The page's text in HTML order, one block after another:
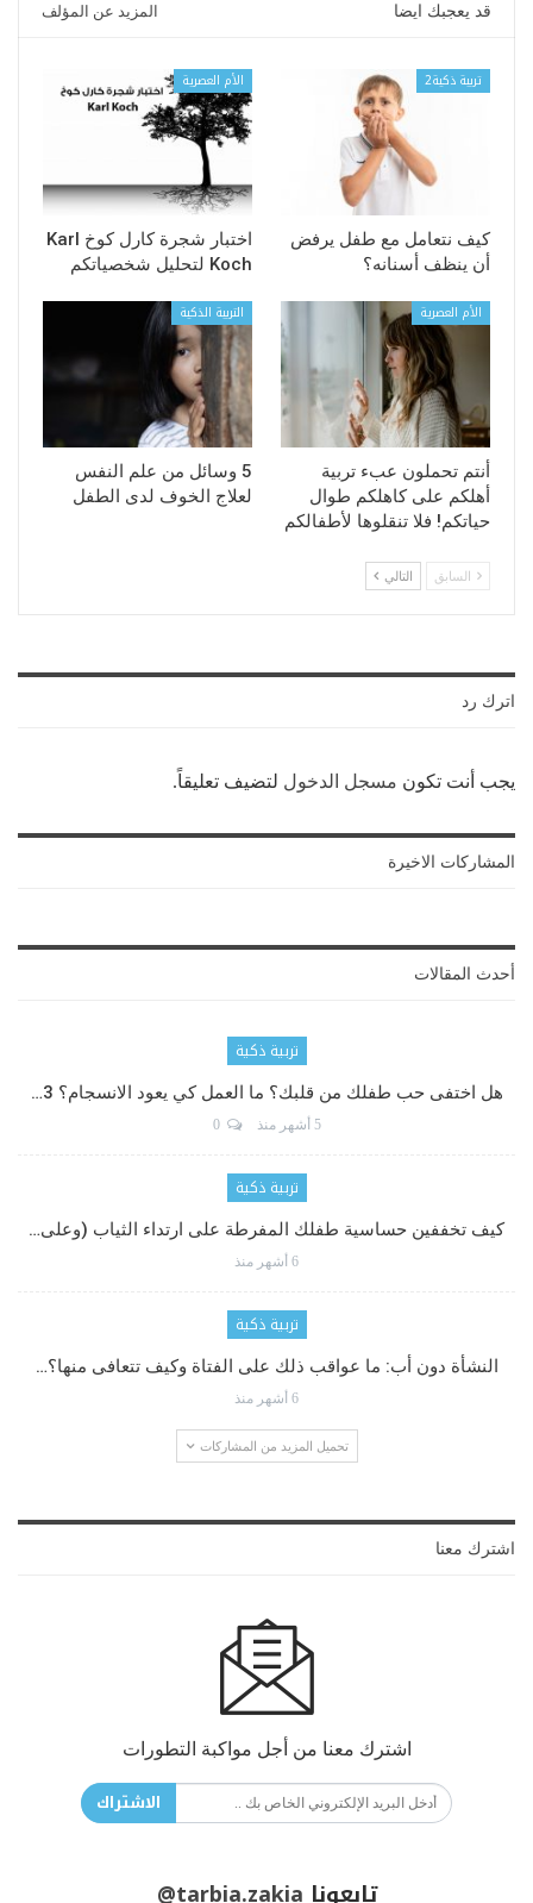
قد يعجبك ايضا المزيد عن المؤلف
تربية ذكية2
كيف نتعامل مع طفل يرفض
أن ينظف أسنانه؟
الأم العصرية
اختبار شجرة كارل كوخ Karl
Koch لتحليل شخصياتكم
الأم العصرية
أنتم تحملون عبء تربية
أهلكم على كاهلكم طوال
حياتكم! فلا تنقلوها لأطفالكم
التربية الذكية
5 وسائل من علم النفس
لعلاج الخوف لدى الطفل
السابق التالي
اترك رد
يجب أنت تكون مسجل الدخول لتضيف تعليقاً.
المشاركات الاخيرة
أحدث المقالات
تربية ذكية
هل اختفى حب طفلك من قلبك؟ ما العمل كي يعود الانسجام؟ 3…
5 أشهر منذ 0
تربية ذكية
كيف تخففين حساسية طفلك المفرطة على ارتداء الثياب (وعلى…
6 أشهر منذ
تربية ذكية
النشأة دون أب: ما عواقب ذلك على الفتاة وكيف تتعافى منها؟…
6 أشهر منذ
تحميل المزيد من المشاركات
اشترك معنا
اشترك معنا من أجل مواكبة التطورات
الاشتراك
تابعونا @tarbia.zakia